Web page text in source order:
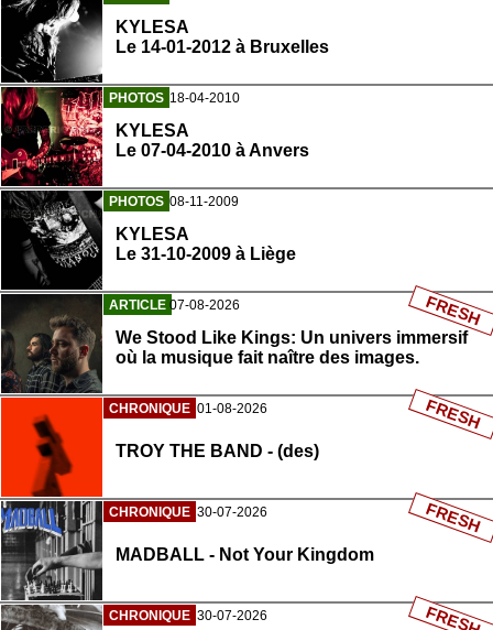
KYLESA
Le 14-01-2012 à Bruxelles
PHOTOS 18-04-2010
KYLESA
Le 07-04-2010 à Anvers
PHOTOS 08-11-2009
KYLESA
Le 31-10-2009 à Liège
ARTICLE 07-08-2026
We Stood Like Kings: Un univers immersif
où la musique fait naître des images.
FRESH
CHRONIQUE 01-08-2026
TROY THE BAND - (des)
FRESH
CHRONIQUE 30-07-2026
MADBALL - Not Your Kingdom
FRESH
CHRONIQUE 30-07-2026 FRESH